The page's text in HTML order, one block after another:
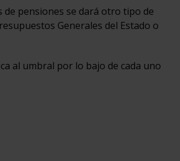
de pensiones se dará otro tipo de
Generales del Estado o
al umbral por lo bajo de cada uno